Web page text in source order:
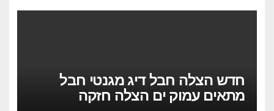
חדש הצלה חבל דיג מגנטי חבל
מתאים עמוק ים הצלה חזקה